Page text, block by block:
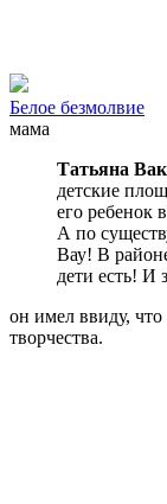
Белое безмолвие
мама
Татьяна
детские
его ребенок
А по
Вау! В
дети есть! И
он имел ввиду,
творчества.